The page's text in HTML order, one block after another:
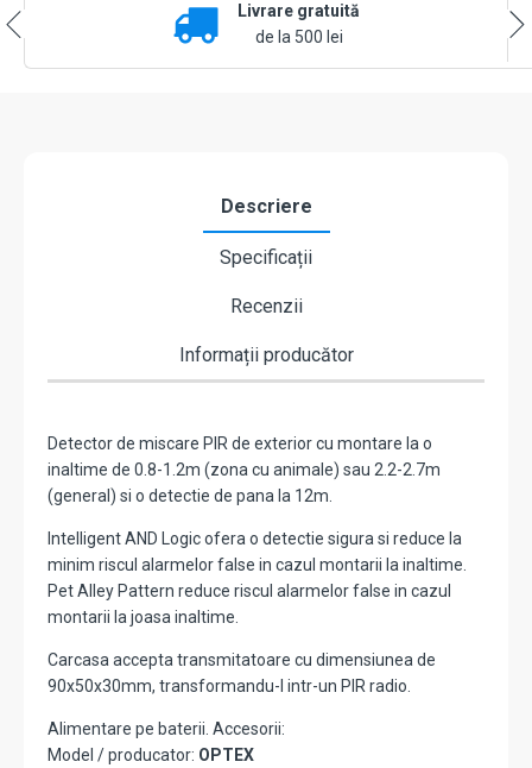
Livrare gratuită
de la 500 lei
Descriere
Specificații
Recenzii
Informații producător
Detector de miscare PIR de exterior cu montare la o
inaltime de 0.8-1.2m (zona cu animale) sau 2.2-2.7m
(general) si o detectie de pana la 12m.
Intelligent AND Logic ofera o detectie sigura si reduce la
minim riscul alarmelor false in cazul montarii la inaltime.
Pet Alley Pattern reduce riscul alarmelor false in cazul
montarii la joasa inaltime.
Carcasa accepta transmitatoare cu dimensiunea de
90x50x30mm, transformandu-l intr-un PIR radio.
Alimentare pe baterii. Accesorii:
Model / producator: OPTEX